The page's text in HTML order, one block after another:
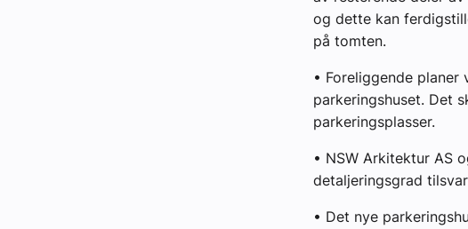
og dette kan
på tomten.
• Foreliggende
parkeringshuset. Det
parkeringsplasser.
• NSW Arkitektur AS
detaljeringsgrad
• Det nye